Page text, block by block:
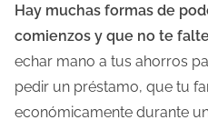
a
d
e
l
a
Hay muchas formas de
comienzos y que no te
echar mano a tus ahorros
pedir un préstamo, que tu
económicamente durante